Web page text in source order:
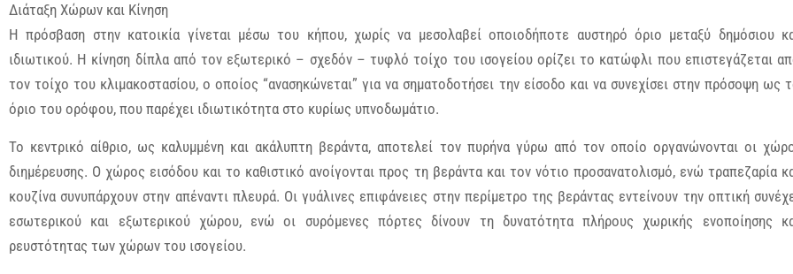
Διάταξη Χώρων και Κίνηση
Η πρόσβαση στην κατοικία γίνεται μέσω του κήπου, χωρίς να μεσολαβεί οποιοδήποτε αυστηρό όριο μεταξύ δημόσιου
ιδιωτικού. Η κίνηση δίπλα από τον εξωτερικό – σχεδόν – τυφλό τοίχο του ισογείου ορίζει το κατώφλι που επιστεγάζεται
τον τοίχο του κλιμακοστασίου, ο οποίος “ανασηκώνεται” για να σηματοδοτήσει την είσοδο και να συνεχίσει στην πρόσοψη ως
όριο του ορόφου, που παρέχει ιδιωτικότητα στο κυρίως υπνοδωμάτιο.
Το κεντρικό αίθριο, ως καλυμμένη και ακάλυπτη βεράντα, αποτελεί τον πυρήνα γύρω από τον οποίο οργανώνονται οι
διημέρευσης. Ο χώρος εισόδου και το καθιστικό ανοίγονται προς τη βεράντα και τον νότιο προσανατολισμό, ενώ τραπεζαρία
κουζίνα συνυπάρχουν στην απέναντι πλευρά. Οι γυάλινες επιφάνειες στην περίμετρο της βεράντας εντείνουν την οπτική
εσωτερικού και εξωτερικού χώρου, ενώ οι συρόμενες πόρτες δίνουν τη δυνατότητα πλήρους χωρικής ενοποίησης
ρευστότητας των χώρων του ισογείου.